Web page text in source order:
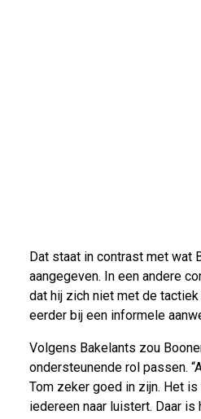
Dat staat in contrast met wat
aangegeven. In een andere
dat hij zich niet met de
eerder bij een informele
Volgens Bakelants zou
ondersteunende rol passen.
Tom zeker goed in zijn. Het
iedereen naar luistert. Daar is